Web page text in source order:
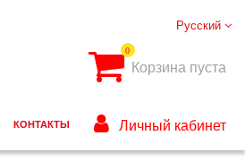
Русский
0
Корзина пуста
КОНТАКТЫ Личный кабинет